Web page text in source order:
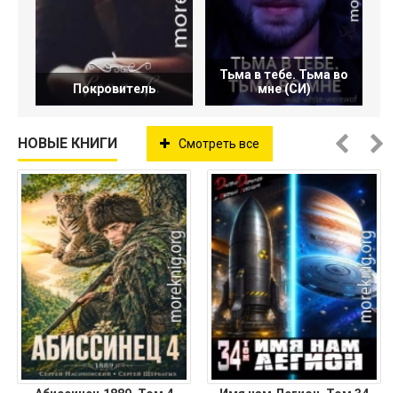
Покровитель
Тьма в тебе. Тьма во
мне (СИ)
НОВЫЕ КНИГИ Смотреть все